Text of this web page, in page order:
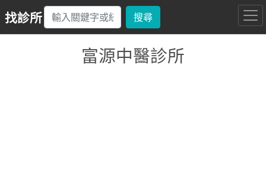
找診所 搜尋
富源中醫診所